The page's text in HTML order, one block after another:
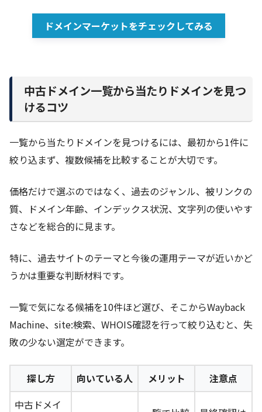
ドメインマーケットをチェックしてみる
中古ドメイン一覧から当たりドメインを見つ
けるコツ
一覧から当たりドメインを見つけるには、最初から1件に
絞り込まず、複数候補を比較することが大切です。
価格だけで選ぶのではなく、過去のジャンル、被リンクの
質、ドメイン年齢、インデックス状況、文字列の使いやす
さなどを総合的に見ます。
特に、過去サイトのテーマと今後の運用テーマが近いかど
うかは重要な判断材料です。
一覧で気になる候補を10件ほど選び、そこからWayback
Machine、site:検索、WHOIS確認を行って絞り込むと、失
敗の少ない選定ができます。
探し方 向いている人 メリット
注意点
中古ドメイ